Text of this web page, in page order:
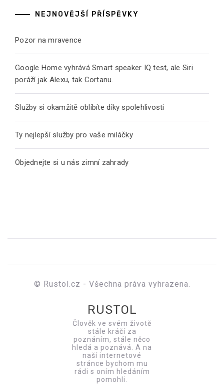
NEJNOVĚJŠÍ PŘÍSPĚVKY
Pozor na mravence
Google Home vyhrává Smart speaker IQ test, ale Siri
poráží jak Alexu, tak Cortanu.
Služby si okamžitě oblíbíte díky spolehlivosti
Ty nejlepší služby pro vaše miláčky
Objednejte si u nás zimní zahrady
© Rustol.cz - Všechna práva vyhrazena.
RUSTOL
Člověk ve svém životě
stále kráčí za
poznáním, stále něco
hledá a poznává. A na
naší internetové
stránce bychom mu
rádi s oním hledáním
pomohli.